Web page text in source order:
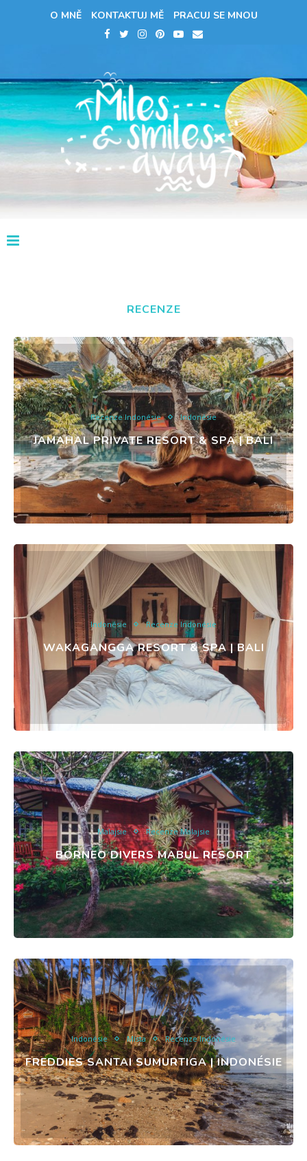
O MNĚ KONTAKTUJ MĚ PRACUJ SE MNOU
RECENZE
Recenze Indonésie Indonésie
JAMAHAL PRIVATE RESORT & SPA | BALI
Indonésie Recenze Indonésie
WAKAGANGGA RESORT & SPA | BALI
Malajsie Recenze Malajsie
BORNEO DIVERS MABUL RESORT
Indonésie Místa Recenze Indonésie
FREDDIES SANTAI SUMURTIGA | INDONÉSIE